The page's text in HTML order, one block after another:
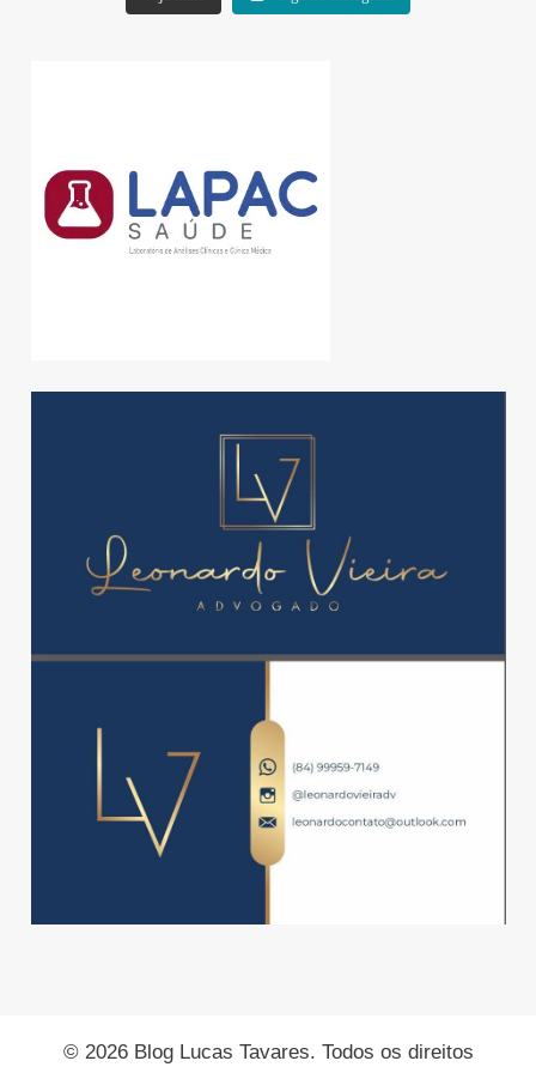
© 2026 Blog Lucas Tavares. Todos os direitos